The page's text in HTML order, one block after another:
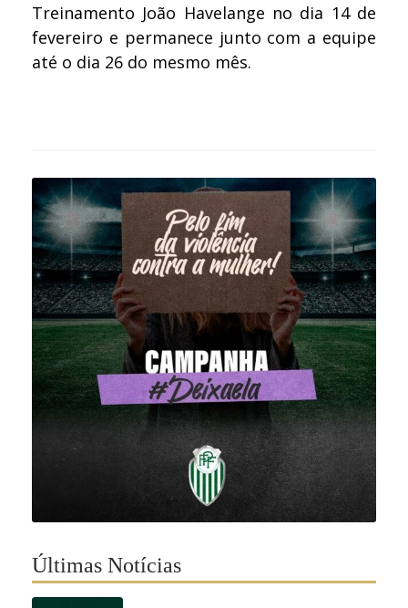
Treinamento João Havelange no dia 14 de
fevereiro e permanece junto com a equipe
até o dia 26 do mesmo mês.
Últimas Notícias